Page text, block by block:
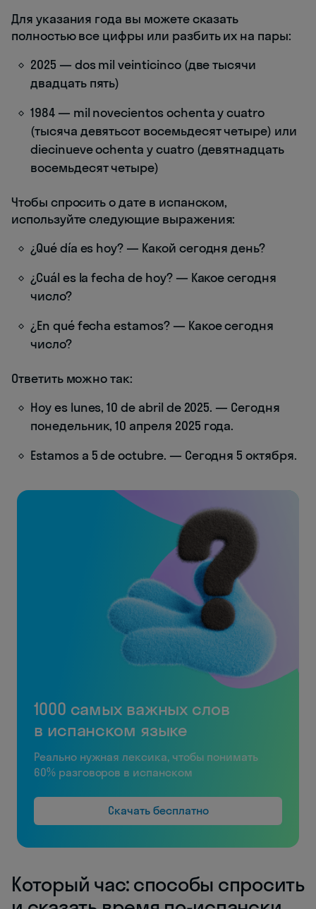
Для указания года вы можете сказать
полностью все цифры или разбить их на пары:
2025 — dos mil veinticinco (две тысячи
двадцать пять)
1984 — mil novecientos ochenta y cuatro
(тысяча девятьсот восемьдесят четыре) или
diecinueve ochenta y cuatro (девятнадцать
восемьдесят четыре)
Чтобы спросить о дате в испанском,
используйте следующие выражения:
¿Qué día es hoy? — Какой сегодня день?
¿Cuál es la fecha de hoy? — Какое сегодня
число?
¿En qué fecha estamos? — Какое сегодня
число?
Ответить можно так:
Hoy es lunes, 10 de abril de 2025. — Сегодня
понедельник, 10 апреля 2025 года.
Estamos a 5 de octubre. — Сегодня 5 октября.
1000 самых важных слов
в испанском языке
Реально нужная лексика, чтобы понимать
60% разговоров в испанском
Скачать бесплатно
Который час: способы спросить